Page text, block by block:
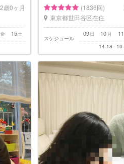
歳0ヶ月
金 土
15
(1836回)
東京都世田谷区在住
スケジュール
日
09 月
10 11
14-18